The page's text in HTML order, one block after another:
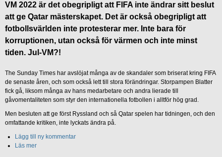
VM 2022 är det obegripligt att FIFA inte ändrar sitt beslut
att ge Qatar mästerskapet. Det är också obegripligt att
fotbollsvärlden inte protesterar mer. Inte bara för
korruptionen, utan också för värmen och inte minst
tiden. Jul-VM?!
The Sunday Times har avslöjat många av de skandaler som briserat kring FIFA
de senaste åren, och som också lett till stora förändringar. Storpampen Blatter
fick gå, liksom många av hans medarbetare och andra lierade till
gåvomentaliteten som styr den internationella fotbollen i alltför hög grad.
Men besluten att ge först Ryssland och så Qatar spelen har tidningen, och den
omfattande kritiken, inte lyckats ändra på.
Lägg till ny kommentar
Läs mer